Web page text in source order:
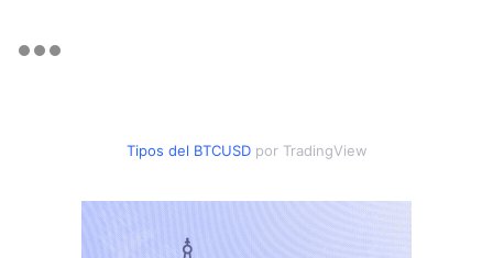
Tipos del BTCUSDpor TradingView